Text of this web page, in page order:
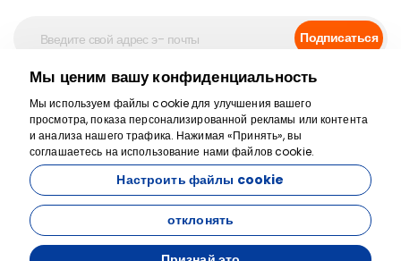
Подписаться
Мы ценим вашу конфиденциальность
Мы используем файлы cookie для улучшения вашего
просмотра, показа персонализированной рекламы или контента
и анализа нашего трафика. Нажимая «Принять», вы
соглашаетесь на использование нами файлов cookie.
Настроить файлы cookie
отклонять